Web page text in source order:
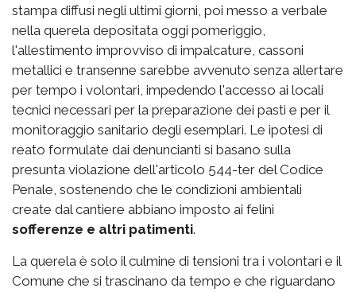
stampa diffusi negli ultimi giorni, poi messo a verbale
nella querela depositata oggi pomeriggio,
l'allestimento improvviso di impalcature, cassoni
metallici e transenne sarebbe avvenuto senza allertare
per tempo i volontari, impedendo l'accesso ai locali
tecnici necessari per la preparazione dei pasti e per il
monitoraggio sanitario degli esemplari. Le ipotesi di
reato formulate dai denuncianti si basano sulla
presunta violazione dell'articolo 544-ter del Codice
Penale, sostenendo che le condizioni ambientali
create dal cantiere abbiano imposto ai felini
sofferenze e altri patimenti.
La querela è solo il culmine di tensioni tra i volontari e il
Comune che si trascinano da tempo e che riguardano